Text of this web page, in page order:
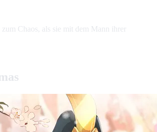
Chaos, als sie mit dem Mann ihrer